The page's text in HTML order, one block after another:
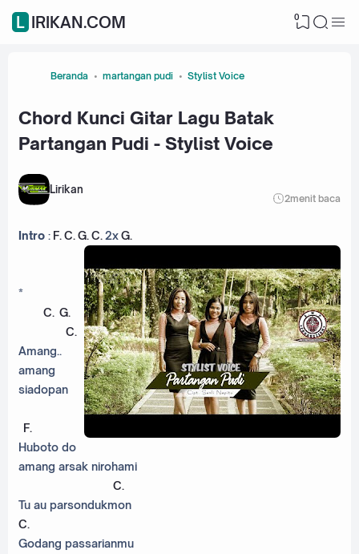
LIRIKAN.COM 0
Beranda martangan pudi Stylist Voice
Chord Kunci Gitar Lagu Batak
Partangan Pudi - Stylist Voice
Lirikan
2menit baca
Intro : F. C. G. C. 2xG.
*
C. G.
C.
Amang..
amang
siadopan
F.
Huboto do
amang arsak nirohami
C.
Tu au parsondukmon
C.
Godang passarianmu